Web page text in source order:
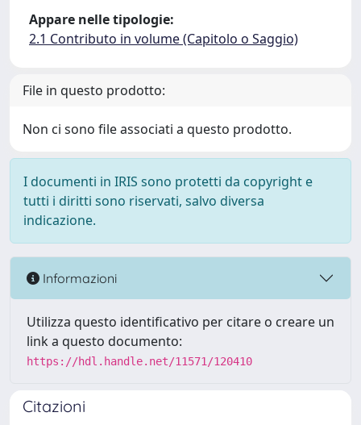
Appare nelle tipologie:
2.1 Contributo in volume (Capitolo o Saggio)
File in questo prodotto:
Non ci sono file associati a questo prodotto.
I documenti in IRIS sono protetti da copyright e
tutti i diritti sono riservati, salvo diversa
indicazione.
Informazioni
Utilizza questo identificativo per citare o creare un
link a questo documento:
https://hdl.handle.net/11571/120410
Citazioni